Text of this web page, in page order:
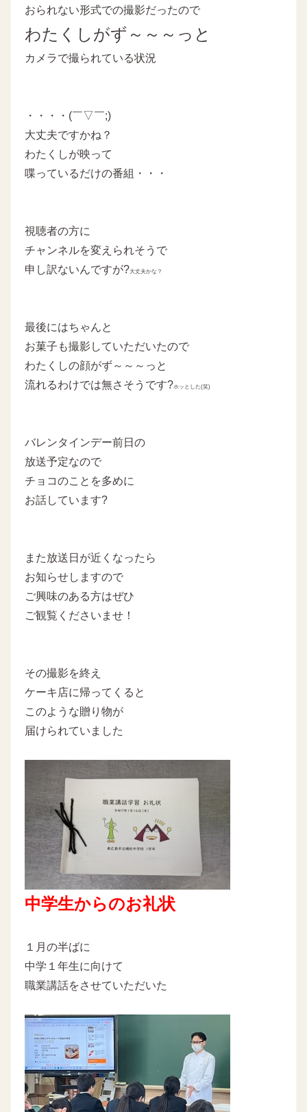
おられない形式での撮影だったので
わたくしがず～～～っと
カメラで撮られている状況
・・・・(￣▽￣;)
大丈夫ですかね？
わたくしが映って
喋っているだけの番組・・・
視聴者の方に
チャンネルを変えられそうで
申し訳ないんですが?大丈夫かな？
最後にはちゃんと
お菓子も撮影していただいたので
わたくしの顔がず～～～っと
流れるわけでは無さそうです?ホッとした(笑)
バレンタインデー前日の
放送予定なので
チョコのことを多めに
お話しています?
また放送日が近くなったら
お知らせしますので
ご興味のある方はぜひ
ご観覧くださいませ！
その撮影を終え
ケーキ店に帰ってくると
このような贈り物が
届けられていました
中学生からのお礼状
１月の半ばに
中学１年生に向けて
職業講話をさせていただいた